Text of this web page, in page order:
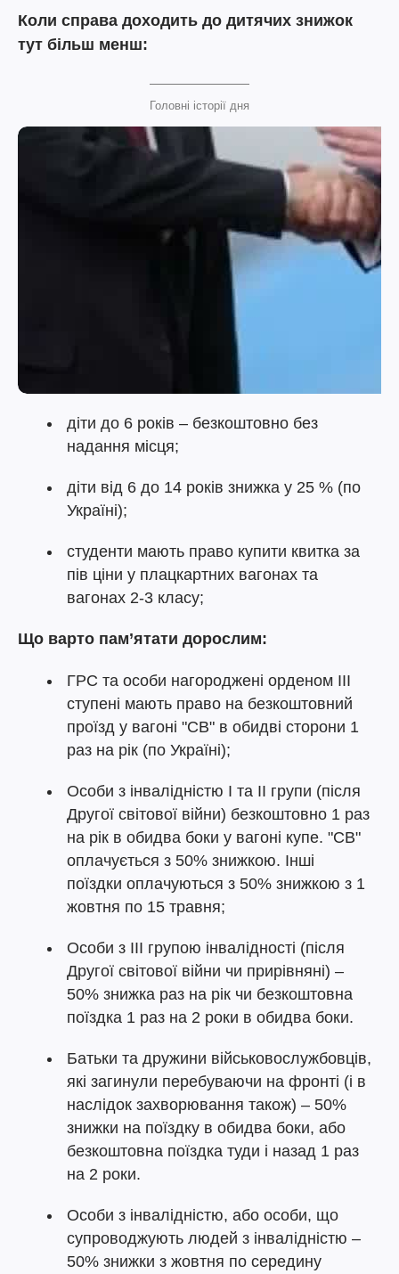
Коли справа доходить до дитячих знижок
тут більш менш:
Головні історії дня
діти до 6 років – безкоштовно без
надання місця;
діти від 6 до 14 років знижка у 25 % (по
Україні);
студенти мають право купити квитка за
пів ціни у плацкартних вагонах та
вагонах 2-3 класу;
Що варто пам’ятати дорослим:
ГРС та особи нагороджені орденом III
ступені мають право на безкоштовний
проїзд у вагоні "СВ" в обидві сторони 1
раз на рік (по Україні);
Особи з інвалідністю I та II групи (після
Другої світової війни) безкоштовно 1 раз
на рік в обидва боки у вагоні купе. "СВ"
оплачується з 50% знижкою. Інші
поїздки оплачуються з 50% знижкою з 1
жовтня по 15 травня;
Особи з III групою інвалідності (після
Другої світової війни чи прирівняні) –
50% знижка раз на рік чи безкоштовна
поїздка 1 раз на 2 роки в обидва боки.
Батьки та дружини військовослужбовців,
які загинули перебуваючи на фронті (і в
наслідок захворювання також) – 50%
знижки на поїздку в обидва боки, або
безкоштовна поїздка туди і назад 1 раз
на 2 роки.
Особи з інвалідністю, або особи, що
супроводжують людей з інвалідністю –
50% знижки з жовтня по середину